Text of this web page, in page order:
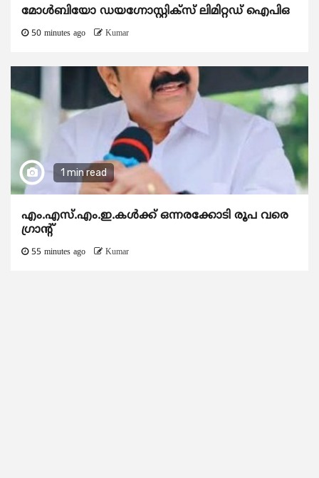
മോൾബിയോ ഡയഗ്നോസ്റ്റിക്സ് ലിമിറ്റഡ് ഐപിഒ
50 minutes ago Kumar
1 min read
എം.എസ്.എം.ഇ.കൾക്ക് ഒന്നരക്കോടി രൂപ വരെ
ഗ്രാന്റ്
55 minutes ago Kumar